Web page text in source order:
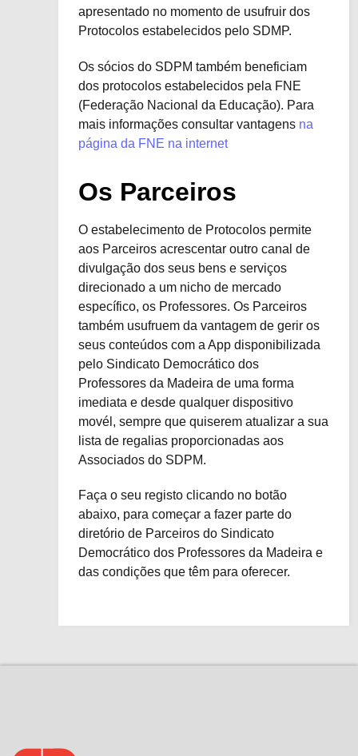
apresentado no momento de usufruir dos
Protocolos estabelecidos pelo SDMP.
Os sócios do SDPM também beneficiam
dos protocolos estabelecidos pela FNE
(Federação Nacional da Educação). Para
mais informações consultar vantagens na
página da FNE na internet
Os Parceiros
O estabelecimento de Protocolos permite
aos Parceiros acrescentar outro canal de
divulgação dos seus bens e serviços
direcionado a um nicho de mercado
específico, os Professores. Os Parceiros
também usufruem da vantagem de gerir os
seus conteúdos com a App disponibilizada
pelo Sindicato Democrático dos
Professores da Madeira de uma forma
imediata e desde qualquer dispositivo
movél, sempre que quiserem atualizar a sua
lista de regalias proporcionadas aos
Associados do SDPM.
Faça o seu registo clicando no botão
abaixo, para começar a fazer parte do
diretório de Parceiros do Sindicato
Democrático dos Professores da Madeira e
das condições que têm para oferecer.